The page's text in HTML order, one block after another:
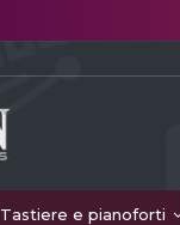
Tastiere e pianoforti